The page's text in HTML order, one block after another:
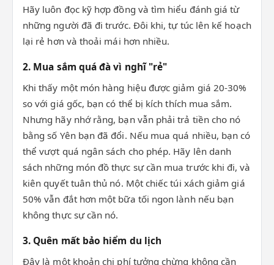
Hãy luôn đọc kỹ hợp đồng và tìm hiểu đánh giá từ
những người đã đi trước. Đôi khi, tự túc lên kế hoạch
lại rẻ hơn và thoải mái hơn nhiều.
2. Mua sắm quá đà vì nghĩ "rẻ"
Khi thấy một món hàng hiệu được giảm giá 20-30%
so với giá gốc, bạn có thể bị kích thích mua sắm.
Nhưng hãy nhớ rằng, bạn vẫn phải trả tiền cho nó
bằng số Yên bạn đã đổi. Nếu mua quá nhiều, bạn có
thể vượt quá ngân sách cho phép. Hãy lên danh
sách những món đồ thực sự cần mua trước khi đi, và
kiên quyết tuân thủ nó. Một chiếc túi xách giảm giá
50% vẫn đắt hơn một bữa tối ngon lành nếu bạn
không thực sự cần nó.
3. Quên mất bảo hiểm du lịch
Đây là một khoản chi phí tưởng chừng không cần